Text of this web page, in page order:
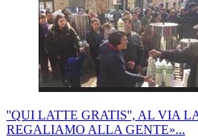
''QUI LATTE GRATIS'', AL VIA
REGALIAMO ALLA GENTE»...